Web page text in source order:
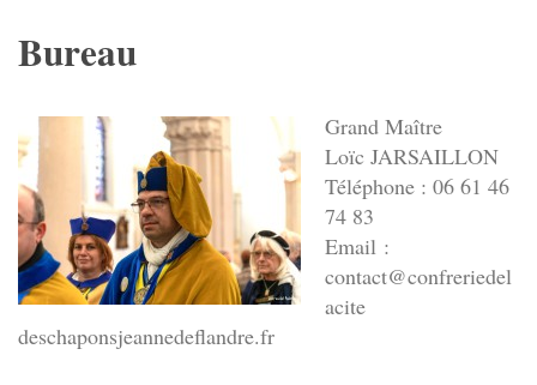
Bureau
Grand Maître
Loïc JARSAILLON
Téléphone : 06 61 46
74 83
Email :
contact@confreriedel
acite
deschaponsjeannedeflandre.fr